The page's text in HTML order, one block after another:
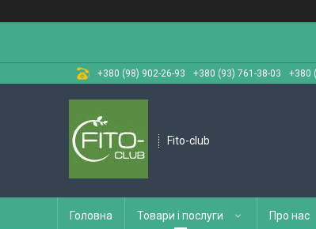
+380 (98) 902-26-93 +380 (93) 761-38-03 +380
Fito-club
Головна Товари і послуги Про нас